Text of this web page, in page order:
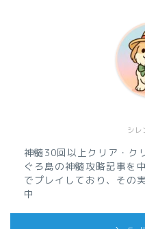
シレ
神髄30回以上クリア・ク
ぐろ島の神髄攻略記事を
でプレイしており、その
中